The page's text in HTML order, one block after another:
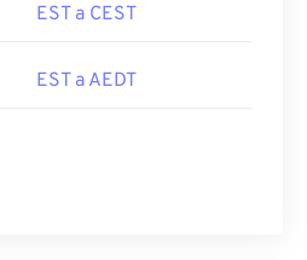
EST a CEST
EST a AEDT